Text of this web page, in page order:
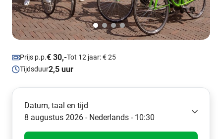
Prijs p.p.€ 30,-Tot 12 jaar: € 25
Tijdsduur2,5 uur
Datum, taal en tijd
8 augustus 2026 - Nederlands - 10:30